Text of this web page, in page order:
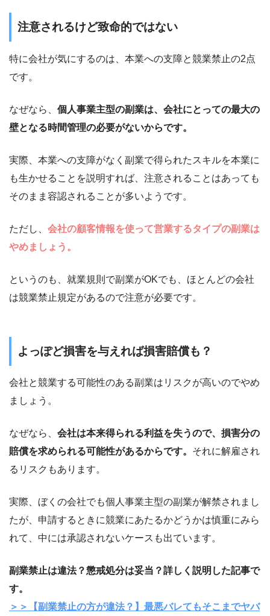
注意されるけど致命的ではない
特に会社が気にするのは、本業への支障と競業禁止の2点
です。
なぜなら、 個人事業主型の副業は、会社にとっての最大の
壁となる時間管理の必要がないからです。
実際、本業への支障がなく副業で得られたスキルを本業に
も生かせることを説明すれば、注意されることはあっても
そのまま容認されることが多いようです。
ただし、 会社の顧客情報を使って営業するタイプの副業は
やめましょう。
というのも、就業規則で副業がOKでも、ほとんどの会社
は競業禁止規定があるので注意が必要です。
よっぽど損害を与えれば損害賠償も？
会社と競業する可能性のある副業はリスクが高いのでやめ
ましょう。
なぜなら、 会社は本来得られる利益を失うので、損害分の
賠償を求められる可能性があるからです。 それに解雇され
るリスクもあります。
実際、ぼくの会社でも個人事業主型の副業が解禁されまし
たが、申請するときに競業にあたるかどうかは慎重にみら
れて、中には承認されないケースも出ています。
副業禁止は違法？懲戒処分は妥当？詳しく説明した記事で
す。
＞＞【副業禁止の方が違法？】最悪バレてもそこまでヤバ